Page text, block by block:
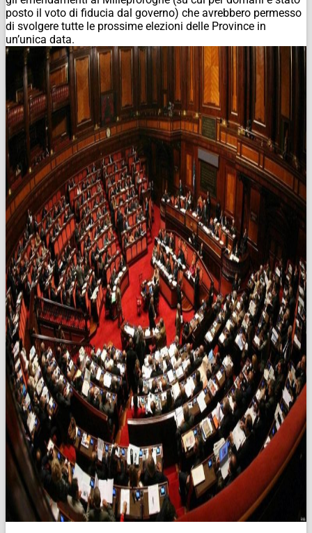
posto il voto di fiducia dal governo) che avrebbero permesso
di svolgere tutte le prossime elezioni delle Province in
un’unica data.